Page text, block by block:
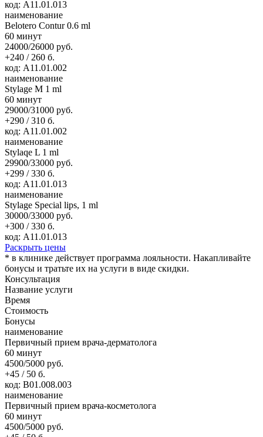
код: А11.01.013
наименование
Belotero Contur 0.6 ml
60 минут
24000/26000 руб.
+240 / 260 б.
код: А11.01.002
наименование
Stylage M 1 ml
60 минут
29000/31000 руб.
+290 / 310 б.
код: А11.01.002
наименование
Stylaqe L 1 ml
29900/33000 руб.
+299 / 330 б.
код: А11.01.013
наименование
Stylage Special lips, 1 ml
30000/33000 руб.
+300 / 330 б.
код: А11.01.013
Раскрыть цены
* в клинике действует программа лояльности. Накапливайте
бонусы и тратьте их на услуги в виде скидки.
Консультация
Название услуги
Время
Стоимость
Бонусы
наименование
Первичный прием врача-дерматолога
60 минут
4500/5000 руб.
+45 / 50 б.
код: В01.008.003
наименование
Первичный прием врача-косметолога
60 минут
4500/5000 руб.